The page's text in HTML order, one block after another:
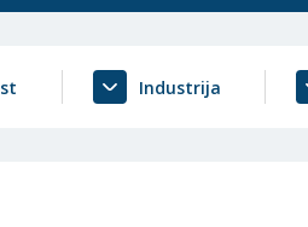
Industrija